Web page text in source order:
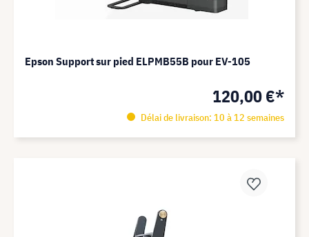
Epson Support sur pied ELPMB55B pour EV-105
120,00 €*
Délai de livraison: 10 à 12 semaines